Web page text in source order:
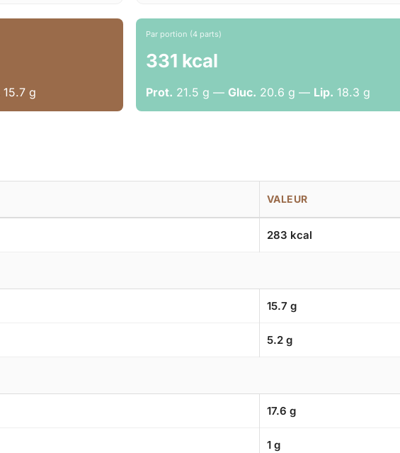
15.7 g
Par portion (4 parts)
331 kcal
Prot. 21.5 g —Gluc. 20.6 g — Lip. 18.3 g
VALEUR
283 kcal
15.7 g
5.2 g
17.6 g
1 g